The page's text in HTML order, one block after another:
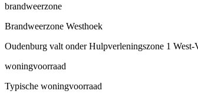
brandweerzone
Brandweerzone Westhoek
Oudenburg valt onder Hulpverleningszone 1
woningvoorraad
Typische woningvoorraad